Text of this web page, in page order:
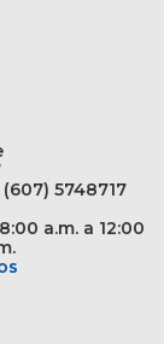
5748717
a.m. a 12:00